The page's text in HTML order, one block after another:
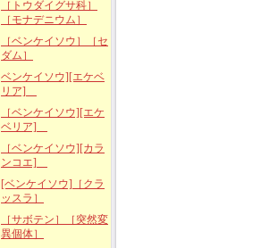
［トウダイグサ科］
［モナデニウム］
［ベンケイソウ］［セ
ダム］
ベンケイソウ][エケベ
リア]
［ベンケイソウ][エケ
ベリア]
［ベンケイソウ][カラ
ンコエ]
[ベンケイソウ]［クラ
ッスラ］
［サボテン］［突然変
異個体］